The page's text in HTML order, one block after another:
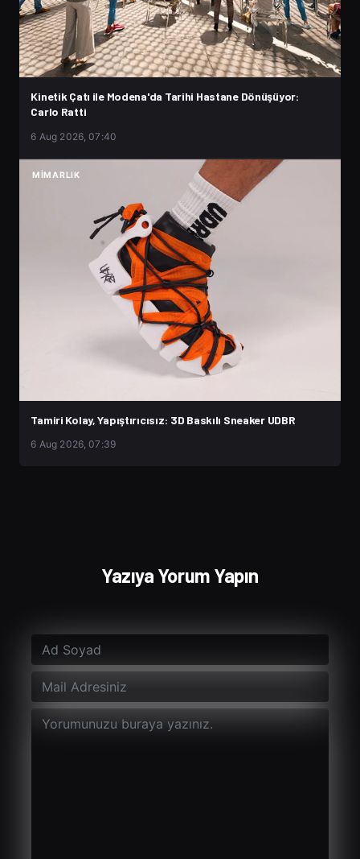
Kinetik Çatı ile Modena'da Tarihi Hastane Dönüşüyor:
Carlo Ratti
6 Aug 2026, 07:40
MIMARLIK
Tamiri Kolay, Yapıştırıcısız: 3D Baskılı Sneaker UDBR
6 Aug 2026, 07:39
Yazıya Yorum Yapın